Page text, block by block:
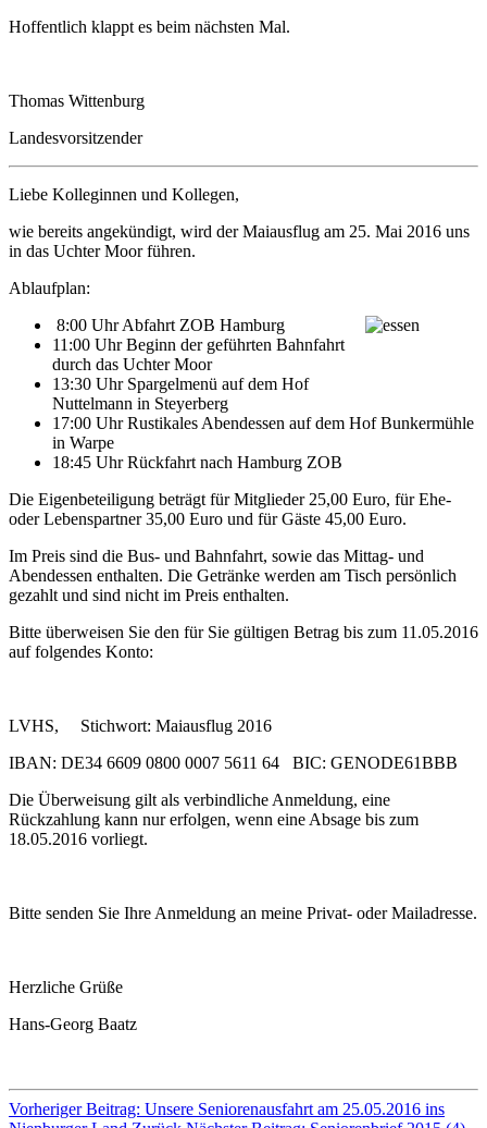
Hoffentlich klappt es beim nächsten Mal.
Thomas Wittenburg
Landesvorsitzender
Liebe Kolleginnen und Kollegen,
wie bereits angekündigt, wird der Maiausflug am 25. Mai 2016 uns
in das Uchter Moor führen.
8:00 Uhr Abfahrt ZOB Hamburg
11:00 Uhr Beginn der geführten Bahnfahrt
durch das Uchter Moor
13:30 Uhr Spargelmenü auf dem Hof
Nuttelmann in Steyerberg
17:00 Uhr Rustikales Abendessen auf dem Hof Bunkermühle
in Warpe
18:45 Uhr Rückfahrt nach Hamburg ZOB
Die Eigenbeteiligung beträgt für Mitglieder 25,00 Euro, für Ehe-
oder Lebenspartner 35,00 Euro und für Gäste 45,00 Euro.
Im Preis sind die Bus- und Bahnfahrt, sowie das Mittag- und
Abendessen enthalten. Die Getränke werden am Tisch persönlich
gezahlt und sind nicht im Preis enthalten.
Bitte überweisen Sie den für Sie gültigen Betrag bis zum 11.05.2016
auf folgendes Konto:
LVHS, Stichwort: Maiausflug 2016
IBAN: DE34 6609 0800 0007 5611 64 BIC: GENODE61BBB
Die Überweisung gilt als verbindliche Anmeldung, eine
Rückzahlung kann nur erfolgen, wenn eine Absage bis zum
18.05.2016 vorliegt.
Bitte senden Sie Ihre Anmeldung an meine Privat- oder Mailadresse.
Herzliche Grüße
Hans-Georg Baatz
Vorheriger Beitrag: Unsere Seniorenausfahrt am 25.05.2016 ins